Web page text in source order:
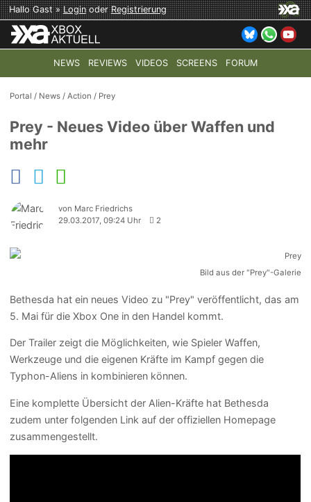
Hallo Gast »LoginoderRegistrierung
NEWS REVIEWS VIDEOS SCREENS FORUM
TOP-THEMEN: COD: MODERN WARFARE 4 HALO:
Portal / News /Action / Prey
Prey - Neues Video über Waffen und
mehr
von Marc Friedrichs
29.03.2017, 09:24 Uhr
2
Bild aus der "Prey"-Galerie
Bethesda hat ein neues Video zu "Prey" veröffentlicht, das am
5. Mai für die Xbox One in den Handel kommt.
Der Trailer zeigt die Möglichkeiten, wie Spieler Waffen,
Werkzeuge und die eigenen Kräfte im Kampf gegen die
Typhon-Aliens in kombinieren können.
Eine komplette Übersicht der Alien-Kräfte hat Bethesda
zudem unter folgenden Link auf der offiziellen Homepage
zusammengestellt.